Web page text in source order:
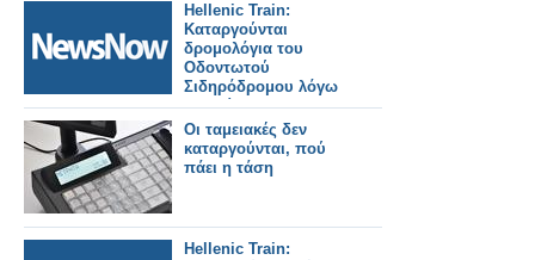
Hellenic Train:
Καταργούνται
δρομολόγια του
Οδοντωτού
Σιδηρόδρομου λόγω
κατολίσθησης.
Οι ταμειακές δεν
καταργούνται, πού
πάει η τάση
Hellenic Train: